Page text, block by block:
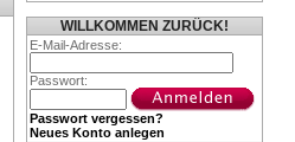
WILLKOMMEN ZURÜCK!
E-Mail-Adresse:
Passwort:
Passwort vergessen?
Neues Konto anlegen